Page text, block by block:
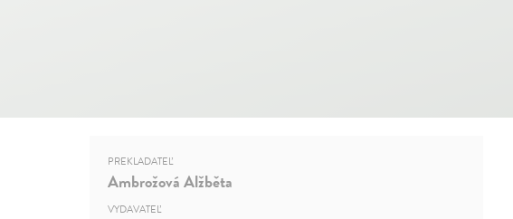
PREKLADATEĽ
Ambrožová Alžběta
VYDAVATEĽ